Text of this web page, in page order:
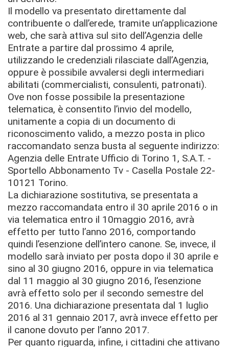
Il modello va presentato direttamente dal
contribuente o dall’erede, tramite un’applicazione
web, che sarà attiva sul sito dell’Agenzia delle
Entrate a partire dal prossimo 4 aprile,
utilizzando le credenziali rilasciate dall’Agenzia,
oppure è possibile avvalersi degli intermediari
abilitati (commercialisti, consulenti, patronati).
Ove non fosse possibile la presentazione
telematica, è consentito l’invio del modello,
unitamente a copia di un documento di
riconoscimento valido, a mezzo posta in plico
raccomandato senza busta al seguente indirizzo:
Agenzia delle Entrate Ufficio di Torino 1, S.A.T. -
Sportello Abbonamento Tv - Casella Postale 22-
10121 Torino.
La dichiarazione sostitutiva, se presentata a
mezzo raccomandata entro il 30 aprile 2016 o in
via telematica entro il 10maggio 2016, avrà
effetto per tutto l’anno 2016, comportando
quindi l’esenzione dell’intero canone. Se, invece, il
modello sarà inviato per posta dopo il 30 aprile e
sino al 30 giugno 2016, oppure in via telematica
dal 11 maggio al 30 giugno 2016, l’esenzione
avrà effetto solo per il secondo semestre del
2016. Una dichiarazione presentata dal 1 luglio
2016 al 31 gennaio 2017, avrà invece effetto per
il canone dovuto per l’anno 2017.
Per quanto riguarda, infine, i cittadini che attivano